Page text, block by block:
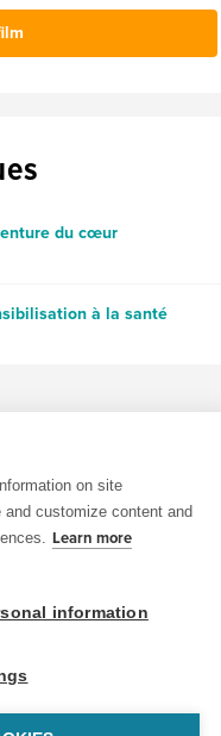
du cœur
à la santé
droits réservés.
bySlipFire Web Development
on site
customize content and
Learn more
information